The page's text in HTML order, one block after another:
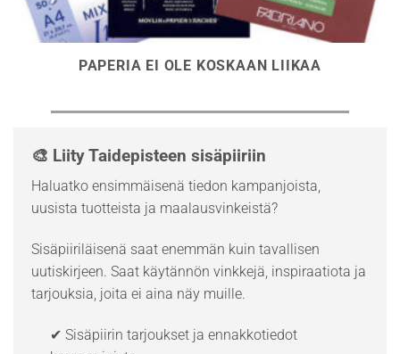
PAPERIA EI OLE KOSKAAN LIIKAA
🎨 Liity Taidepisteen sisäpiiriin
Haluatko ensimmäisenä tiedon kampanjoista,
uusista tuotteista ja maalausvinkeistä?
Sisäpiiriläisenä saat enemmän kuin tavallisen
uutiskirjeen. Saat käytännön vinkkejä, inspiraatiota ja
tarjouksia, joita ei aina näy muille.
✔ Sisäpiirin tarjoukset ja ennakkotiedot